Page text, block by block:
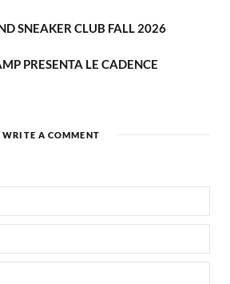
SNEAKER CLUB FALL 2026
PRESENTA LE CADENCE
WRITE A COMMENT